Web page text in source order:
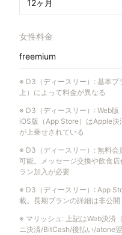
12ヶ月
女性料金
freemium
※ D3（ディースリー） : 基本プ
上）によって料金が異なる
※ D3（ディースリー） : Web版
iOS版（App Store）はApple
が上乗せされている
※ D3（ディースリー） : 無料会
可能。メッセージ交換や飲食
ラン加入が必要
※ D3（ディースリー） : App
載。長期プランの詳細は非公開
※ マリッシュ : 上記はWeb決済
ニ決済/BitCash/後払い/atone